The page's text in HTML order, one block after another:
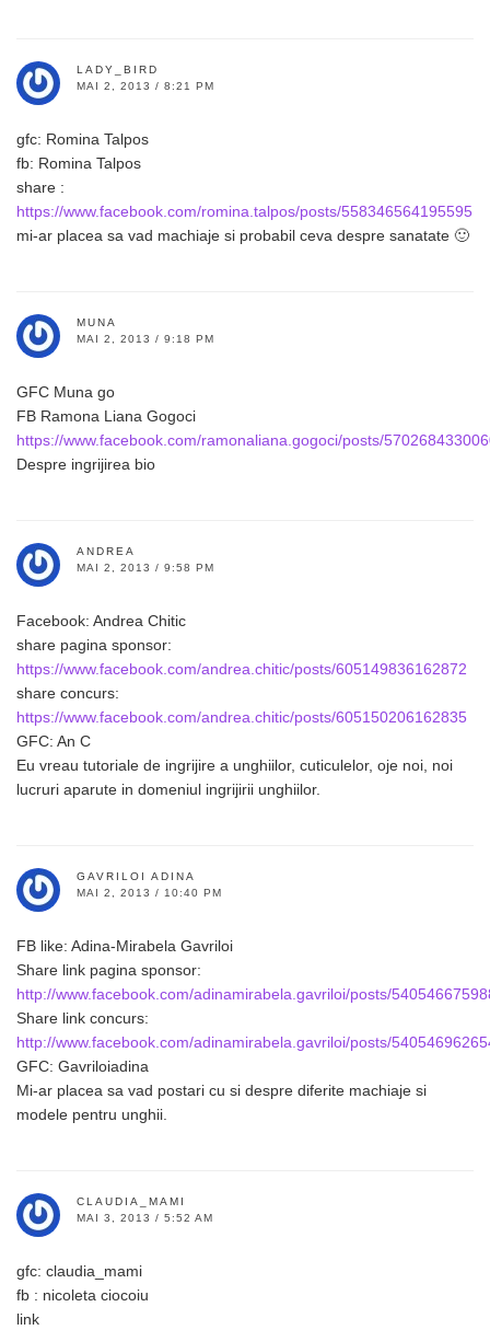
LADY_BIRD
MAI 2, 2013 / 8:21 PM
gfc: Romina Talpos
fb: Romina Talpos
share :
https://www.facebook.com/romina.talpos/posts/558346564195595
mi-ar placea sa vad machiaje si probabil ceva despre sanatate 🙂
MUNA
MAI 2, 2013 / 9:18 PM
GFC Muna go
FB Ramona Liana Gogoci
https://www.facebook.com/ramonaliana.gogoci/posts/
Despre ingrijirea bio
ANDREA
MAI 2, 2013 / 9:58 PM
Facebook: Andrea Chitic
share pagina sponsor:
https://www.facebook.com/andrea.chitic/posts/605149836162872
share concurs:
https://www.facebook.com/andrea.chitic/posts/605150206162835
GFC: An C
Eu vreau tutoriale de ingrijire a unghiilor, cuticulelor, oje noi, noi
lucruri aparute in domeniul ingrijirii unghiilor.
GAVRILOI ADINA
MAI 2, 2013 / 10:40 PM
FB like: Adina-Mirabela Gavriloi
Share link pagina sponsor:
http://www.facebook.com/adinamirabela.gavriloi/posts/
Share link concurs:
http://www.facebook.com/adinamirabela.gavriloi/posts/
GFC: Gavriloiadina
Mi-ar placea sa vad postari cu si despre diferite machiaje si
modele pentru unghii.
CLAUDIA_MAMI
MAI 3, 2013 / 5:52 AM
gfc: claudia_mami
fb : nicoleta ciocoiu
link